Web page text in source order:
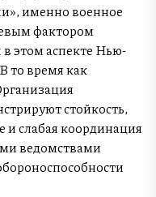
именно военное
фактором
этом аспекте Нью-
то время как
стойкость,
и слабая координация
ведомствами